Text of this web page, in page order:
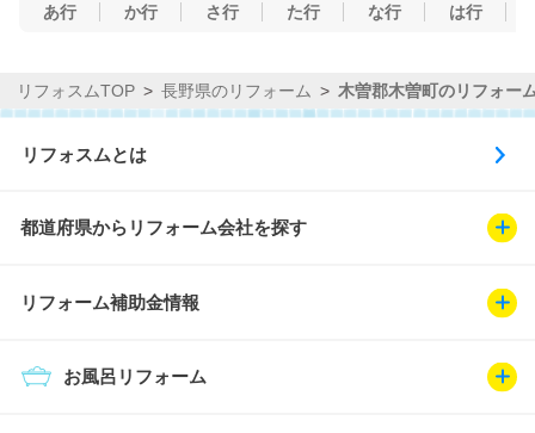
あ行 か行 さ行 た行 な行 は行
リフォスムTOP 長野県のリフォーム 木曽郡木曽町のリフォー
リフォスムとは
都道府県からリフォーム会社を探す
リフォーム補助金情報
お風呂リフォーム